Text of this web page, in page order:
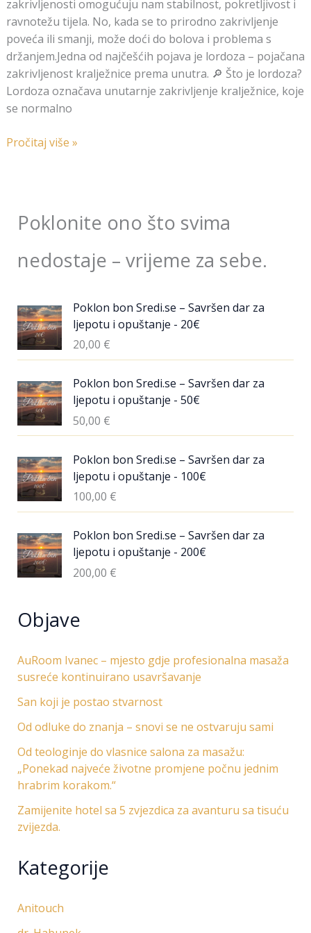
zakrivljenosti omogućuju nam stabilnost, pokretljivost i
ravnotežu tijela. No, kada se to prirodno zakrivljenje
poveća ili smanji, može doći do bolova i problema s
držanjem.Jedna od najčešćih pojava je lordoza – pojačana
zakrivljenost kralježnice prema unutra. 🔎 Što je lordoza?
Lordoza označava unutarnje zakrivljenje kralježnice, koje
se normalno
Pročitaj više »
Poklonite ono što svima
nedostaje – vrijeme za sebe.
Poklon bon Sredi.se – Savršen dar za
ljepotu i opuštanje - 20€
20,00 €
Poklon bon Sredi.se – Savršen dar za
ljepotu i opuštanje - 50€
50,00 €
Poklon bon Sredi.se – Savršen dar za
ljepotu i opuštanje - 100€
100,00 €
Poklon bon Sredi.se – Savršen dar za
ljepotu i opuštanje - 200€
200,00 €
Objave
AuRoom Ivanec – mjesto gdje profesionalna masaža
susreće kontinuirano usavršavanje
San koji je postao stvarnost
Od odluke do znanja – snovi se ne ostvaruju sami
Od teologinje do vlasnice salona za masažu:
„Ponekad najveće životne promjene počnu jednim
hrabrim korakom.“
Zamijenite hotel sa 5 zvjezdica za avanturu sa tisuću
zvijezda.
Kategorije
Anitouch